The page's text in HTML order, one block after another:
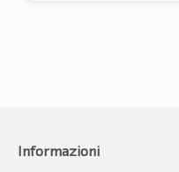
Informazioni